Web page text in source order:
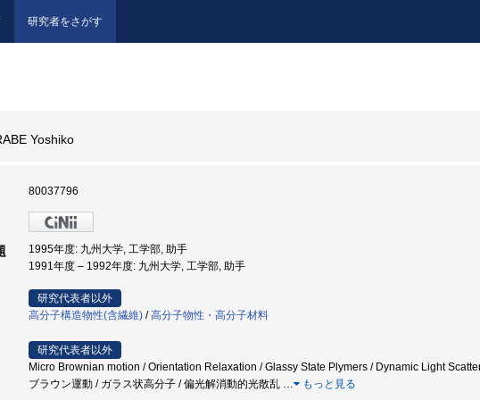
研究者をさがす
Yoshiko
80037796
1995年度: 九州大学, 工学部, 助手
1991年度 – 1992年度: 九州大学, 工学部, 助手
研究代表者以外
高分子構造物性(含繊維) /高分子物性・高分子材料
研究代表者以外
Micro Brownian motion / Orientation Relaxation / Glassy State Plymers / Dynamic Light
ブラウン運動 / ガラス状高分子 / 偏光解消動的光散乱 … もっと見る